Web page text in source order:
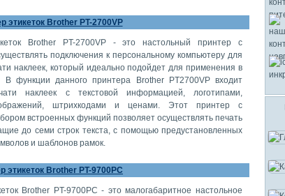
этикеток Brother PT-2700VP
Brother PT-2700VP - это настольный принтер с
подключения к персональному компьютеру для
наклеек, который идеально подойдет для применения в
В функции данного принтера Brother PT2700VP входит
наклеек с текстовой информацией, логотипами,
штрихкодами и ценами. Этот принтер с
встроенных функций позволяет осуществлять печать
до семи строк текста, с помощью предустановленных
и шаблонов рамок.
этикеток Brother PT-9700PC
Brother PT-9700PC - это малогабаритное настольное